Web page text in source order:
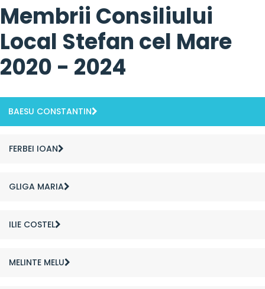
Membrii Consiliului
Local Stefan cel Mare
2020 - 2024
BAESU CONSTANTIN
FERBEI IOAN
GLIGA MARIA
ILIE COSTEL
MELINTE MELU